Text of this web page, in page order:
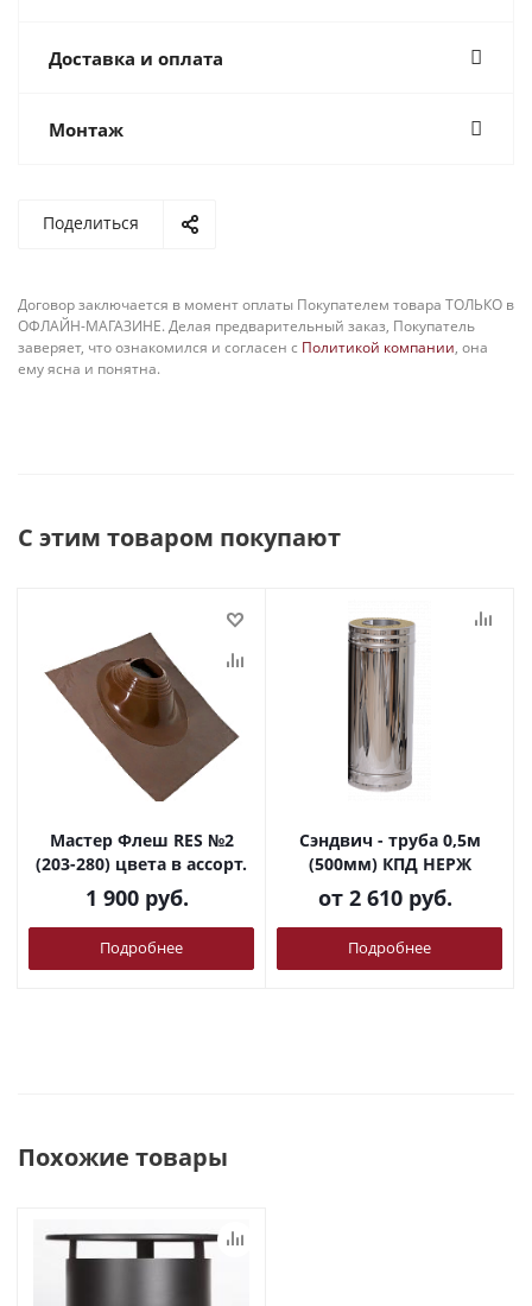
Доставка и оплата
Монтаж
Поделиться
Договор заключается в момент оплаты Покупателем товара ТОЛЬКО в
ОФЛАЙН-МАГАЗИНЕ. Делая предварительный заказ, Покупатель
заверяет, что ознакомился и согласен с Политикой компании, она
ему ясна и понятна.
С этим товаром покупают
Мастер Флеш RES №2
(203-280) цвета в ассорт.
1 900 руб.
Подробнее
Сэндвич - труба 0,5м
(500мм) КПД НЕРЖ
от 2 610 руб.
Подробнее
Похожие товары